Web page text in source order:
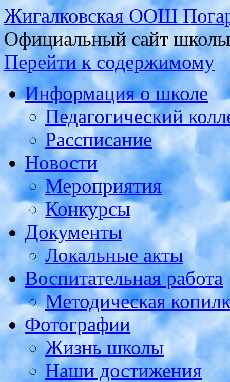
Жигалковская ООШ
Официальный сайт школы
Перейти к содержимому
Информация о школе
Педагогический
Рассписание
Новости
Мероприятия
Конкурсы
Документы
Локальные акты
Воспитательная работа
Методическая
Фотографии
Жизнь школы
Наши достижения